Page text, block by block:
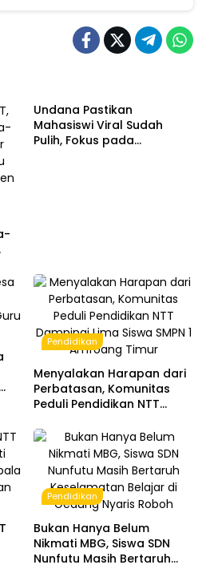
Undana Pastikan
Mahasiswi Viral Sudah
Pulih, Fokus pada
Pendidikan
Menyalakan Harapan dari
Perbatasan, Komunitas
Peduli Pendidikan NTT
1 Amfoang Timur
Pendidikan
Bukan Hanya Belum
Nikmati MBG, Siswa SDN
Nunfutu Masih Bertaruh